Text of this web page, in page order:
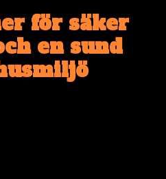
för säker
en sund